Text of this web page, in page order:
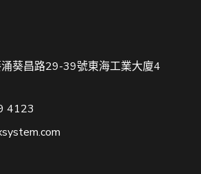
葵昌路29-39號東海工業大廈4
4123